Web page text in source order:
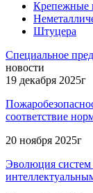
Крепежные
Штуцера
Специальное
новости
19 декабря 2025г
соответствие
20 ноября 2025г
Эволюция систем